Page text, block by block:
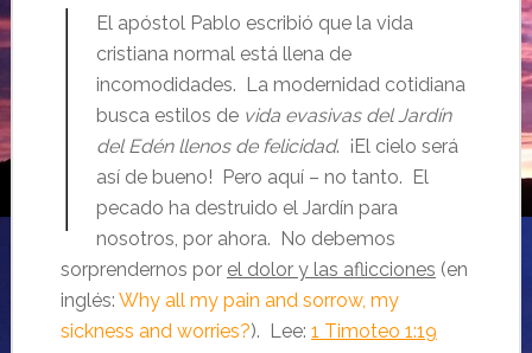
El apóstol Pablo escribió que la vida
cristiana normal está llena de
incomodidades. La modernidad cotidiana
busca estilos de vida evasivas del Jardín
del Edén llenos de felicidad. ¡El cielo será
así de bueno! Pero aquí – no tanto. El
pecado ha destruido el Jardín para
nosotros, por ahora. No debemos
sorprendernos por el dolor y las aflicciones (en
inglés: Why all my pain and sorrow, my
sickness and worries?). Lee: 1 Timoteo 1:19